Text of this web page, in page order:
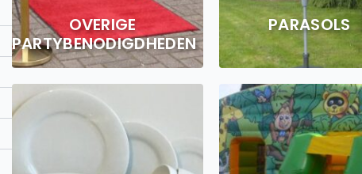
OVERIGE
PARTYBENODIGDHEDEN
PARASOLS